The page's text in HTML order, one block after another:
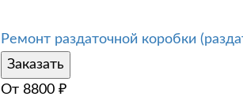
Ремонт раздаточной коробки
Заказать
От 8800 ₽